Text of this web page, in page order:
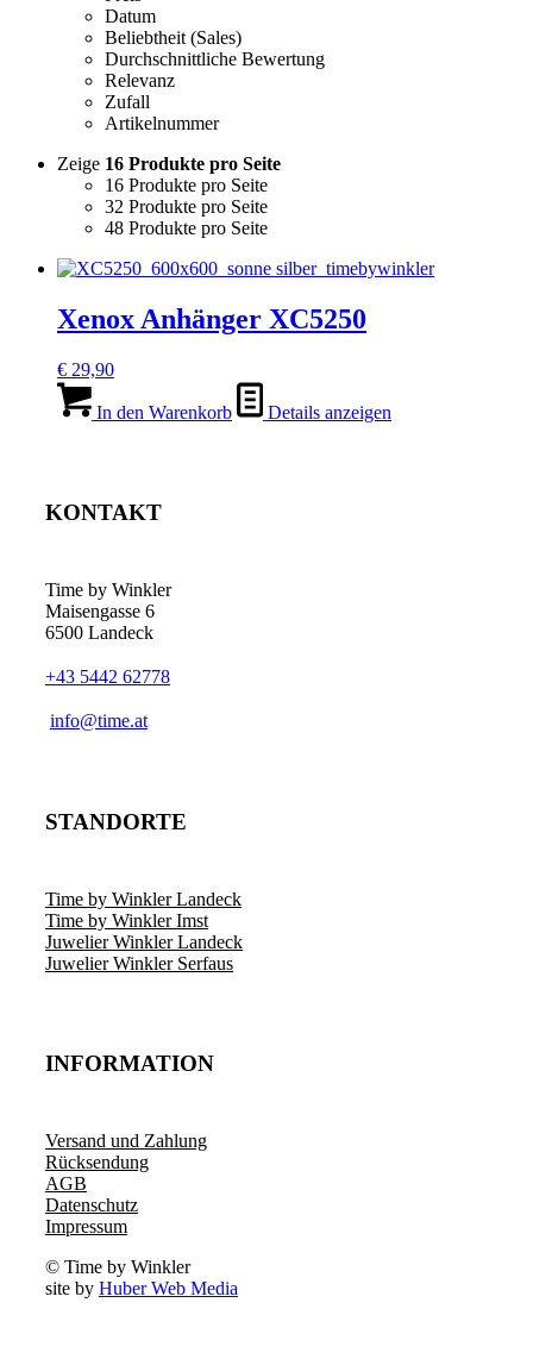
Datum
Beliebtheit (Sales)
Durchschnittliche Bewertung
Relevanz
Zufall
Artikelnummer
Zeige 16 Produkte pro Seite
16 Produkte pro Seite
32 Produkte pro Seite
48 Produkte pro Seite
Xenox Anhänger XC5250
€ 29,90
In den Warenkorb Details anzeigen
KONTAKT
Time by Winkler
Maisengasse 6
6500 Landeck
+43 5442 62778
­info@time.at
STANDORTE
Time by Winkler Landeck
Time by Winkler Imst
Juwelier Winkler Landeck
Juwelier Winkler Serfaus
INFORMATION
Versand und Zahlung
Rücksendung
AGB
Datenschutz
Impressum
© Time by Winkler
site by Huber Web Media